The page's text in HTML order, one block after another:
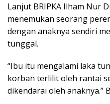
Lanjut BRIPKA Ilham Nur
menemukan seorang
dengan anaknya sendiri
tunggal.
“Ibu itu mengalami laka
korban terlilit oleh rantai
dikendarai oleh anaknya.”